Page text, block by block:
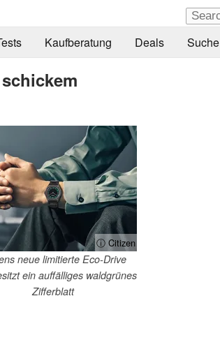
Kaufberatung Deals Suche
ⓘ Citizen
neue limitierte Eco-Drive
ein auffälliges waldgrünes
Zifferblatt